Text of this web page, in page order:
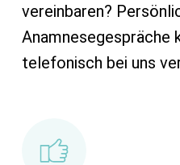
vereinbaren?
Anamnesegespräche
telefonisch bei uns